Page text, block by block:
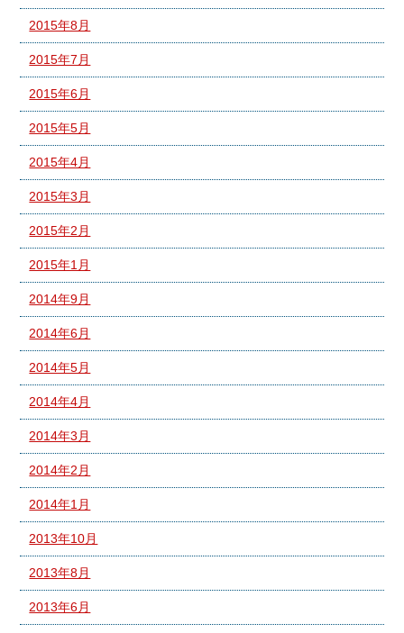
2015年8月
2015年7月
2015年6月
2015年5月
2015年4月
2015年3月
2015年2月
2015年1月
2014年9月
2014年6月
2014年5月
2014年4月
2014年3月
2014年2月
2014年1月
2013年10月
2013年8月
2013年6月